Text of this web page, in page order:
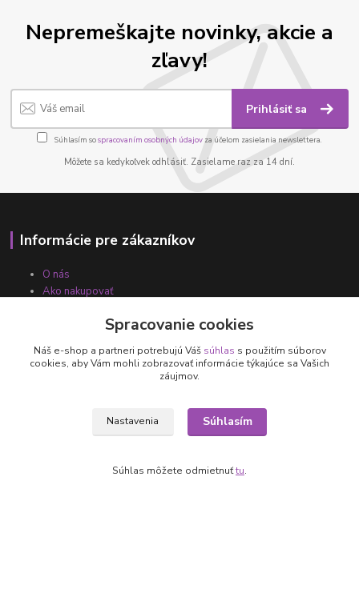
Nepremeškajte novinky, akcie a
zľavy!
Prihlásiť sa
Súhlasím sospracovaním osobných údajov za účelom zasielania newslettera.
Môžete sa kedykoľvek odhlásiť. Zasielame raz za 14 dní.
Informácie pre zákazníkov
O nás
Ako nakupovať
Spracovanie cookies
Náš e-shop a partneri potrebujú Váš súhlas s použitím súborov
cookies, aby Vám mohli zobrazovať informácie týkajúce sa Vašich
záujmov.
Nastavenia Súhlasím
Súhlas môžete odmietnuťtu.